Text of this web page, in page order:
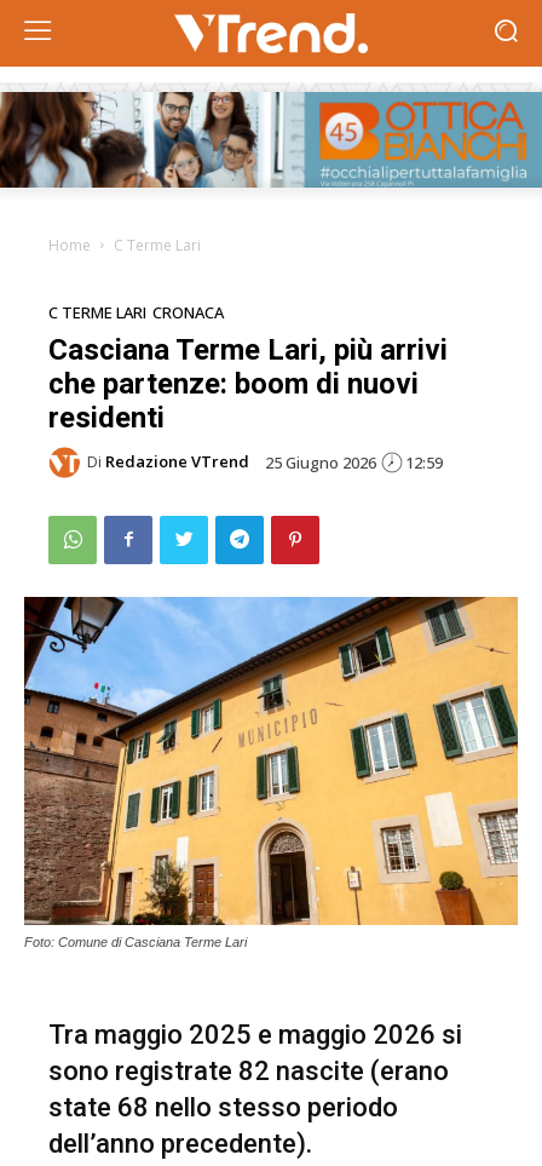
Home C Terme Lari
C TERME LARI CRONACA
Casciana Terme Lari, più arrivi
che partenze: boom di nuovi
residenti
Di Redazione VTrend 25 Giugno 2026 12:59
Foto: Comune di Casciana Terme Lari
Tra maggio 2025 e maggio 2026 si
sono registrate 82 nascite (erano
state 68 nello stesso periodo
dell’anno precedente).